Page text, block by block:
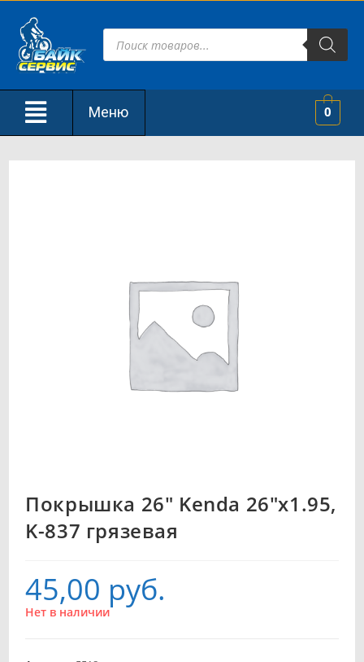
Меню 0
Покрышка 26″ Kenda 26″x1.95,
K-837 грязевая
45,00 руб.
Нет в наличии